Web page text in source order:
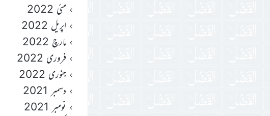
مئی 2022
اپریل 2022
مارچ 2022
فروری 2022
جنوری 2022
دسمبر 2021
نومبر 2021